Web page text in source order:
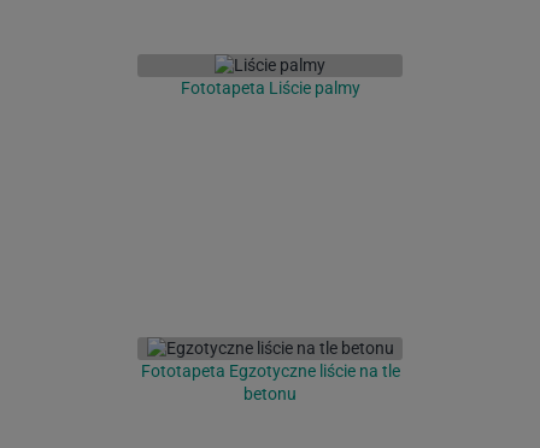
Fototapeta Liście palmy
Fototapeta Egzotyczne liście na tle
betonu